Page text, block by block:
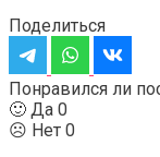
Поделиться
Понравился ли
🙂 Да 0
☹️ Нет 0